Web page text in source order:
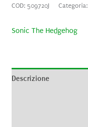
COD: 509720J Categoria:
Sonic The Hedgehog
Descrizione